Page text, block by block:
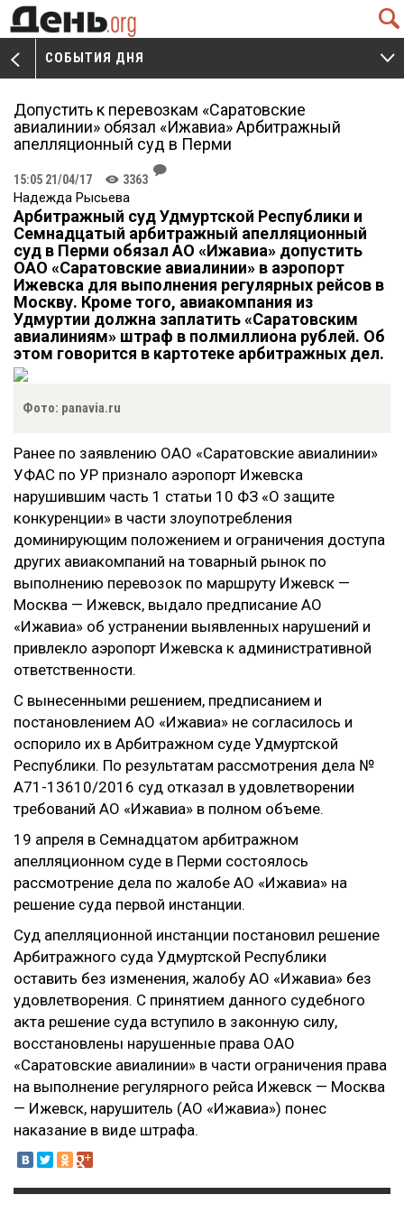
Q
V
СОБЫТИЯ ДНЯ
W
Допустить к перевозкам «Саратовские
авиалинии» обязал «Ижавиа» Арбитражный
апелляционный суд в Перми
15:05 21/04/17 K 3363
J
Надежда Рысьева
Арбитражный суд Удмуртской Республики и
Семнадцатый арбитражный апелляционный
суд в Перми обязал АО «Ижавиа» допустить
ОАО «Саратовские авиалинии» в аэропорт
Ижевска для выполнения регулярных рейсов в
Москву. Кроме того, авиакомпания из
Удмуртии должна заплатить «Саратовским
авиалиниям» штраф в полмиллиона рублей. Об
этом говорится в картотеке арбитражных дел.
Фото: panavia.ru
Ранее по заявлению ОАО «Саратовские авиалинии»
УФАС по УР признало аэропорт Ижевска
нарушившим часть 1 статьи 10 ФЗ «О защите
конкуренции» в части злоупотребления
доминирующим положением и ограничения доступа
других авиакомпаний на товарный рынок по
выполнению перевозок по маршруту Ижевск —
Москва — Ижевск, выдало предписание АО
«Ижавиа» об устранении выявленных нарушений и
привлекло аэропорт Ижевска к административной
ответственности.
С вынесенными решением, предписанием и
постановлением АО «Ижавиа» не согласилось и
оспорило их в Арбитражном суде Удмуртской
Республики. По результатам рассмотрения дела №
А71-13610/2016 суд отказал в удовлетворении
требований АО «Ижавиа» в полном объеме.
19 апреля в Семнадцатом арбитражном
апелляционном суде в Перми состоялось
рассмотрение дела по жалобе АО «Ижавиа» на
решение суда первой инстанции.
Суд апелляционной инстанции постановил решение
Арбитражного суда Удмуртской Республики
оставить без изменения, жалобу АО «Ижавиа» без
удовлетворения. С принятием данного судебного
акта решение суда вступило в законную силу,
восстановлены нарушенные права ОАО
«Саратовские авиалинии» в части ограничения права
на выполнение регулярного рейса Ижевск — Москва
— Ижевск, нарушитель (АО «Ижавиа») понес
наказание в виде штрафа.